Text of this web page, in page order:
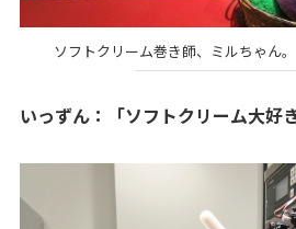
ソフトクリーム巻き師、ミルちゃん
いっずん：「ソフトクリーム大好